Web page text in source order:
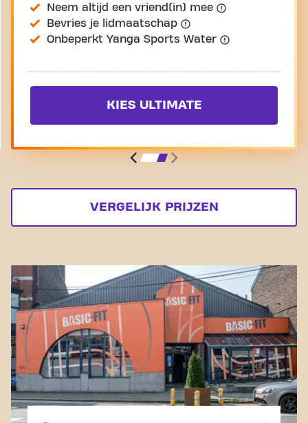
Neem altijd een vriend(in) mee
Bevries je lidmaatschap
Onbeperkt Yanga Sports Water
KIES ULTIMATE
VERGELIJK PRIJZEN